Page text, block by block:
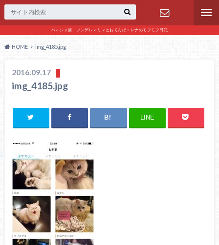
ペルシャ猫 ツンデレマリンとおてんばエレナのモフモフ日記
お問い合わ
HOME img_4185.jpg
2016.09.17
img_4185.jpg
LINE